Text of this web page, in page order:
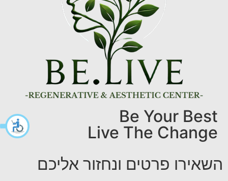
Be Your Best
Live The Change
השאירו פרטים ונחזור אליכם